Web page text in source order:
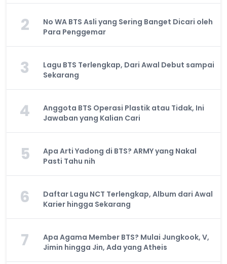
2
No WA BTS Asli yang Sering Banget Dicari oleh
Para Penggemar
3
Lagu BTS Terlengkap, Dari Awal Debut sampai
Sekarang
4
Anggota BTS Operasi Plastik atau Tidak, Ini
Jawaban yang Kalian Cari
5
Apa Arti Yadong di BTS? ARMY yang Nakal
Pasti Tahu nih
6
Daftar Lagu NCT Terlengkap, Album dari Awal
Karier hingga Sekarang
7
Apa Agama Member BTS? Mulai Jungkook, V,
Jimin hingga Jin, Ada yang Atheis